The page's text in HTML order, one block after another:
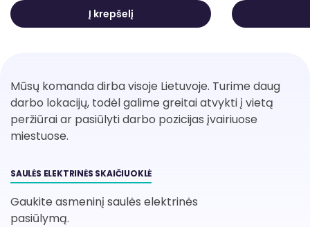
Į krepšelį
Mūsų komanda dirba visoje Lietuvoje. Turime daug
darbo lokacijų, todėl galime greitai atvykti į vietą
peržiūrai ar pasiūlyti darbo pozicijas įvairiuose
miestuose.
SAULĖS ELEKTRINĖS SKAIČIUOKLĖ
Gaukite asmeninį saulės elektrinės
pasiūlymą.